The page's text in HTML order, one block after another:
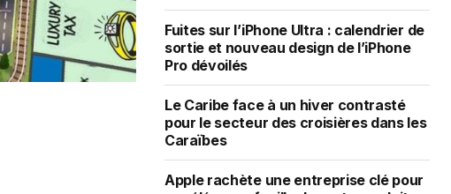
Fuites sur l’iPhone Ultra : calendrier de
sortie et nouveau design de l’iPhone
Pro dévoilés
Le Caribe face à un hiver contrasté
pour le secteur des croisières dans les
Caraïbes
Apple rachète une entreprise clé pour